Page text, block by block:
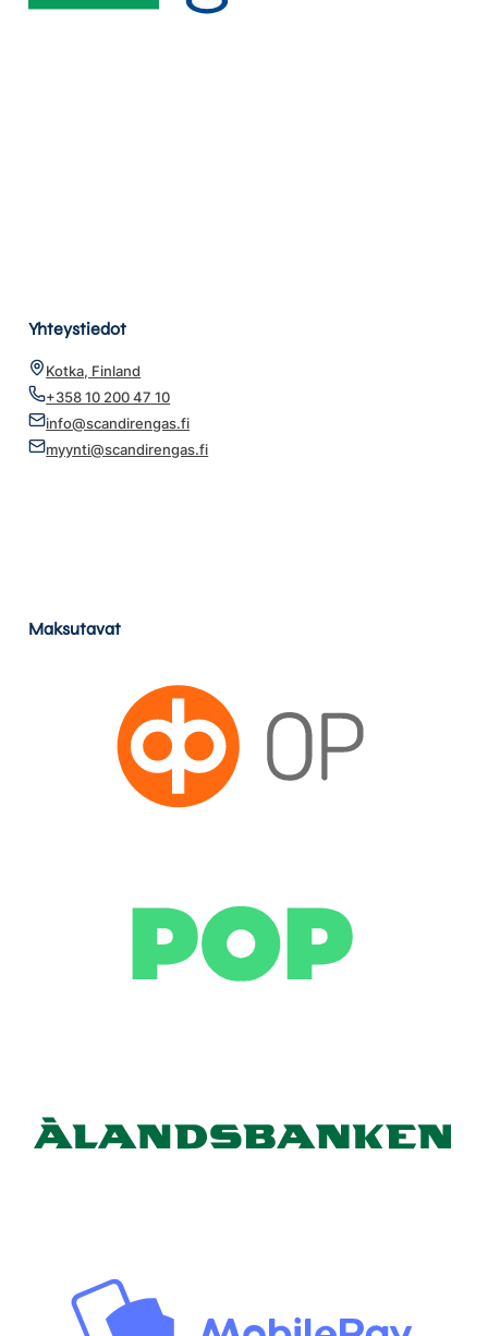
Yhteystiedot
Kotka, Finland
+358 10 200 47 10
info@scandirengas.fi
myynti@scandirengas.fi
Maksutavat